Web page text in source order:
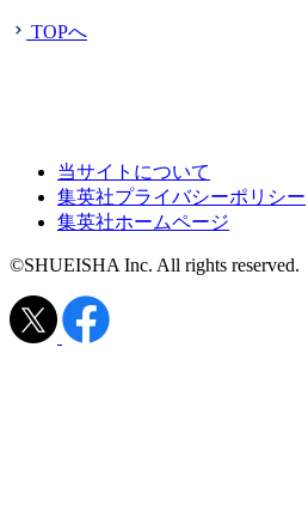
TOPへ
当サイトについて
集英社プライバシーポリシー
集英社ホームページ
©SHUEISHA Inc. All rights reserved.